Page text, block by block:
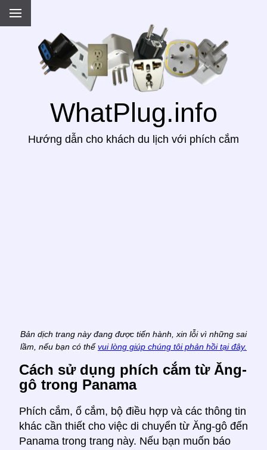
WhatPlug.info
Hướng dẫn cho khách du lịch với phích cắm
Bản dịch trang này đang được tiến hành, xin lỗi vì những sai
lầm, nếu bạn có thể vui lòng giúp chúng tôi phản hồi tại đây.
Cách sử dụng phích cắm từ Ăng-
gô trong Panama
Phích cắm, ổ cắm, bộ điều hợp và các thông tin
khác cần thiết cho việc di chuyển từ Ăng-gô đến
Panama trong trang này. Nếu bạn muốn báo